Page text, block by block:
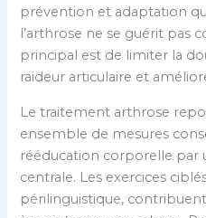
prévention et adaptation
l’arthrose ne se guérit pas
principal est de limiter la
raideur articulaire et
Le traitement arthrose
ensemble de mesures
rééducation corporelle par
centrale. Les exercices
périlinguistique,